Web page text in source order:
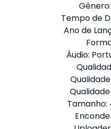
Tempo de
Ano de
Áudio:
Tamanho: